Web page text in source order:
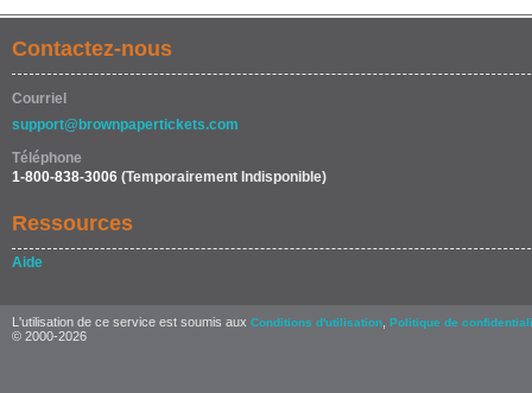
Contactez-nous
Courriel
support@brownpapertickets.com
Téléphone
1-800-838-3006 (Temporairement Indisponible)
Ressources
Aide
L'utilisation de ce service est soumis aux Conditions d'utilisation Politique de
© 2000-2026